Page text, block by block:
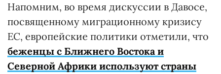
Напомним, во время дискуссии в Давосе,
посвященному миграционному кризису
ЕС, европейские политики отметили, что
беженцы с Ближнего Востока и
Северной Африки используют страны